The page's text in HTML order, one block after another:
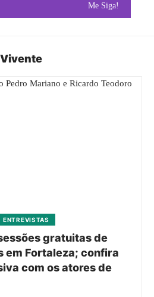
Me Siga!
ENTREVISTAS
gratuitas de
em Fortaleza; confira
com os atores de